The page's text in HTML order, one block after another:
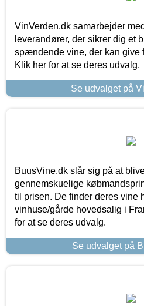
VinVerden.dk samarbejder
leverandører, der sikrer dig et
spændende vine, der kan give
Klik her for at se deres udvalg.
Se udvalget på
BuusVine.dk slår sig på at
gennemskuelige
til prisen. De finder deres vine
vinhuse/gårde hovedsalig i
for at se deres udvalg.
Se udvalget på